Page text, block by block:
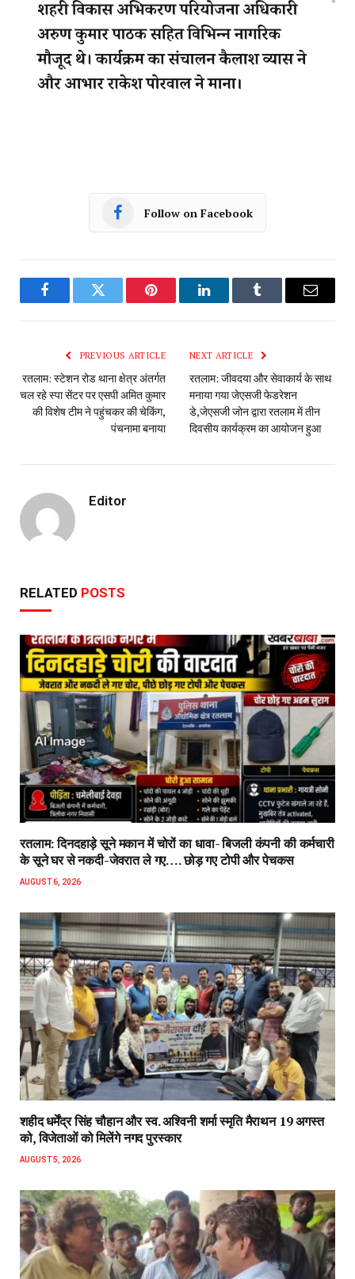
Follow on Facebook
FacebookTwitter Pinterest LinkedInTumblr Email
PREVIOUS ARTICLE
रतलाम: स्टेशन रोड थाना क्षेत्र अंतर्गत
चल रहे स्पा सेंटर पर एसपी अमित कुमार
की विशेष टीम ने पहुंचकर की चेकिंग,
पंचनामा बनाया
NEXT ARTICLE
रतलाम: जीवदया और सेवाकार्य के साथ
मनाया गया जेएसजी फेडरेशन
डे,जेएसजी जोन द्वारा रतलाम में तीन
दिवसीय कार्यक्रम का आयोजन हुआ
Editor
RELATED POSTS
रतलाम: दिनदहाड़े सूने मकान में चोरों का धावा- बिजली कंपनी की कर्मचारी
के सूने घर से नकदी-जेवरात ले गए…. छोड़ गए टोपी और पेचकस
AUGUST 6, 2026
शहीद धर्मेंद्र सिंह चौहान और स्व. अश्विनी शर्मा स्मृति मैराथन 19 अगस्त
को, विजेताओं को मिलेंगे नगद पुरस्कार
AUGUST 5, 2026